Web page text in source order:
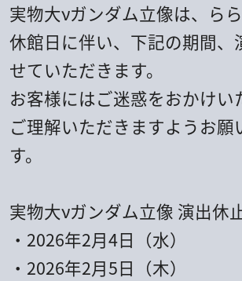
実物大νガンダム立像は、ら
休館日に伴い、下記の期間、
せていただきます。
お客様にはご迷惑をおかけい
ご理解いただきますようお願
す。
実物大νガンダム立像 演出休
・2026年2月4日（水）
・2026年2月5日（木）